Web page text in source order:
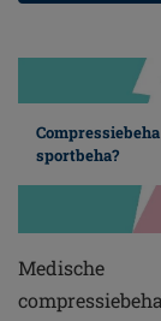
sportbeha?
Medische